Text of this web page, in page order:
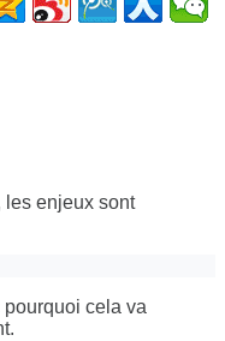
les enjeux sont
cela va